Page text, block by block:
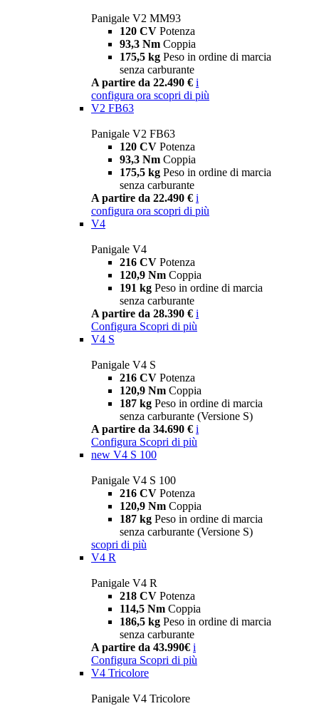
Panigale V2 MM93
120 CV Potenza
93,3 Nm Coppia
175,5 kg Peso in ordine di marcia
senza carburante
A partire da 22.490 € i
configura ora scopri di più
V2 FB63
Panigale V2 FB63
120 CV Potenza
93,3 Nm Coppia
175,5 kg Peso in ordine di marcia
senza carburante
A partire da 22.490 € i
configura ora scopri di più
V4
Panigale V4
216 CV Potenza
120,9 Nm Coppia
191 kg Peso in ordine di marcia
senza carburante
A partire da 28.390 € i
Configura Scopri di più
V4 S
Panigale V4 S
216 CV Potenza
120,9 Nm Coppia
187 kg Peso in ordine di marcia
senza carburante (Versione S)
A partire da 34.690 € i
Configura Scopri di più
new V4 S 100
Panigale V4 S 100
216 CV Potenza
120,9 Nm Coppia
187 kg Peso in ordine di marcia
senza carburante (Versione S)
scopri di più
V4 R
Panigale V4 R
218 CV Potenza
114,5 Nm Coppia
186,5 kg Peso in ordine di marcia
senza carburante
A partire da 43.990€ i
Configura Scopri di più
V4 Tricolore
Panigale V4 Tricolore